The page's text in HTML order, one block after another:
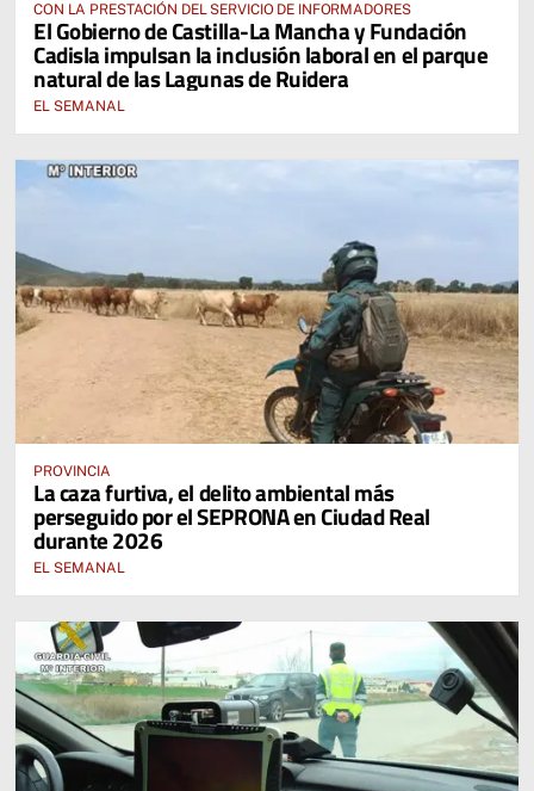
CON LA PRESTACIÓN DEL SERVICIO DE INFORMADORES
El Gobierno de Castilla-La Mancha y Fundación
Cadisla impulsan la inclusión laboral en el parque
natural de las Lagunas de Ruidera
EL SEMANAL
PROVINCIA
La caza furtiva, el delito ambiental más
perseguido por el SEPRONA en Ciudad Real
durante 2026
EL SEMANAL